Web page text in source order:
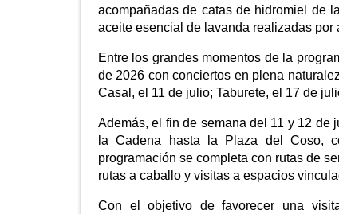
acompañadas de catas de hidromiel de
aceite esencial de lavanda realizadas
Entre los grandes momentos de la
de 2026 con conciertos en plena
Casal, el 11 de julio; Taburete, el 17 de
Además, el fin de semana del 11 y 12 de
la Cadena hasta la Plaza del Coso,
programación se completa con rutas de
rutas a caballo y visitas a espacios
Con el objetivo de favorecer una